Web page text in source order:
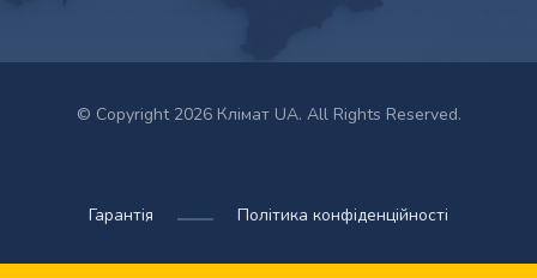
© Copyright 2026 Клімат UA. All Rights Reserved.
Політика конфіденційності
Гарантія